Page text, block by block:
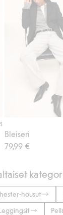
Lisää
Bleiseri
79,99 €
housut